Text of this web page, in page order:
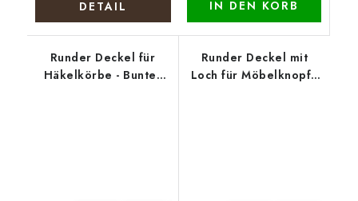
DETAIL IN DEN KORB
Runder Deckel für
Häkelkörbe - Bunter
Runder Deckel mit
Loch für Möbelknopf -